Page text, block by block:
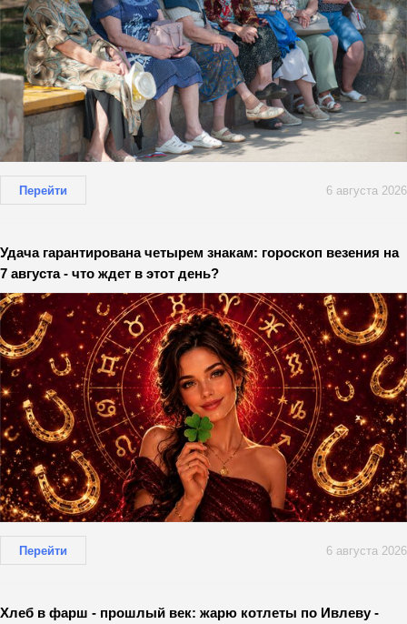
Перейти 6 августа 2026
Удача гарантирована четырем знакам: гороскоп везения на
7 августа - что ждет в этот день?
Перейти 6 августа 2026
Хлеб в фарш - прошлый век: жарю котлеты по Ивлеву -